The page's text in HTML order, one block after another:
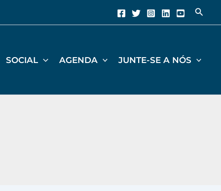
SOCIAL AGENDA JUNTE-SE A NÓS